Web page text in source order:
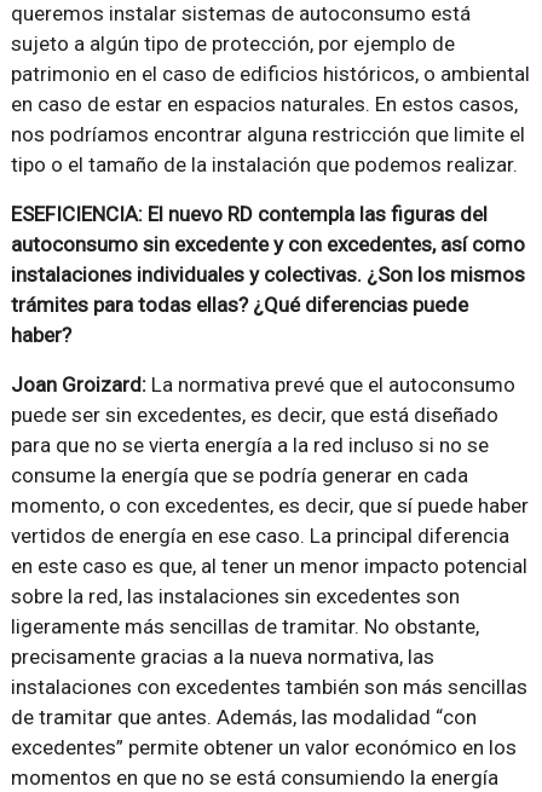
queremos instalar sistemas de autoconsumo está
sujeto a algún tipo de protección, por ejemplo de
patrimonio en el caso de edificios históricos, o ambiental
en caso de estar en espacios naturales. En estos casos,
nos podríamos encontrar alguna restricción que limite el
tipo o el tamaño de la instalación que podemos realizar.
ESEFICIENCIA: El nuevo RD contempla las figuras del
autoconsumo sin excedente y con excedentes, así como
instalaciones individuales y colectivas. ¿Son los mismos
trámites para todas ellas? ¿Qué diferencias puede
haber?
Joan Groizard:La normativa prevé que el autoconsumo
puede ser sin excedentes, es decir, que está diseñado
para que no se vierta energía a la red incluso si no se
consume la energía que se podría generar en cada
momento, o con excedentes, es decir, que sí puede haber
vertidos de energía en ese caso. La principal diferencia
en este caso es que, al tener un menor impacto potencial
sobre la red, las instalaciones sin excedentes son
ligeramente más sencillas de tramitar. No obstante,
precisamente gracias a la nueva normativa, las
instalaciones con excedentes también son más sencillas
de tramitar que antes. Además, las modalidad “con
excedentes” permite obtener un valor económico en los
momentos en que no se está consumiendo la energía